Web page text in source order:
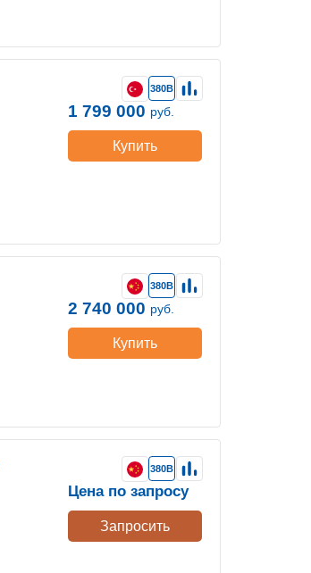
380В
1 799 000 руб.
Купить
380В
2 740 000 руб.
Купить
380В
Цена по запросу
Запросить